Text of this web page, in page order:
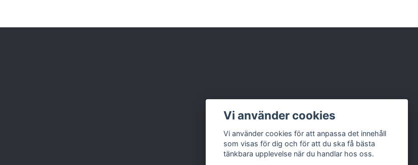
Vi använder cookies
Vi använder cookies för att anpassa det innehåll
som visas för dig och för att du ska få bästa
tänkbara upplevelse när du handlar hos oss.